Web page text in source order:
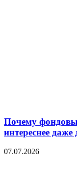
Почему
интереснее
07.07.2026